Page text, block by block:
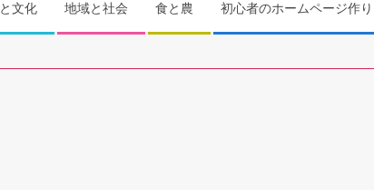
文化 地域と社会 食と農 初心者のホームページ作り